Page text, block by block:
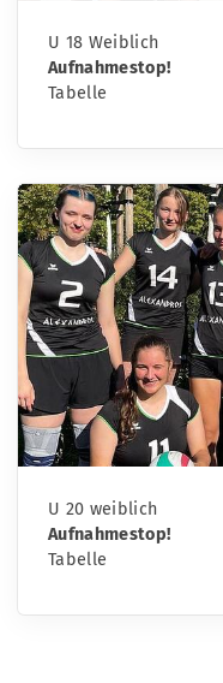
U 18 Weiblich
Aufnahmestop!
Tabelle
U 20 weiblich
Aufnahmestop!
Tabelle